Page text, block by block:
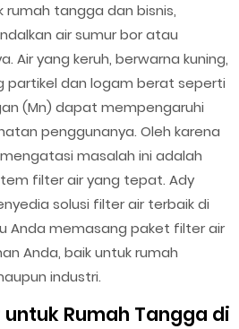
tangga dan bisnis,
air sumur bor atau
Air yang keruh, berwarna kuning,
partikel dan logam berat seperti
(Mn) dapat mempengaruhi
penggunanya. Oleh karena
masalah ini adalah
filter air yang tepat. Ady
solusi filter air terbaik di
Anda memasang paket filter air
Anda, baik untuk rumah
industri.
untuk Rumah Tangga di